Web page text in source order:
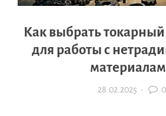
Как выбрать
для работы с
28.02.2025 · 0